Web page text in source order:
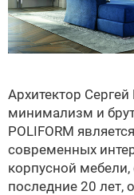
Архитектор
минимализм и
POLIFORM
современных
корпусной
последние 20 лет,